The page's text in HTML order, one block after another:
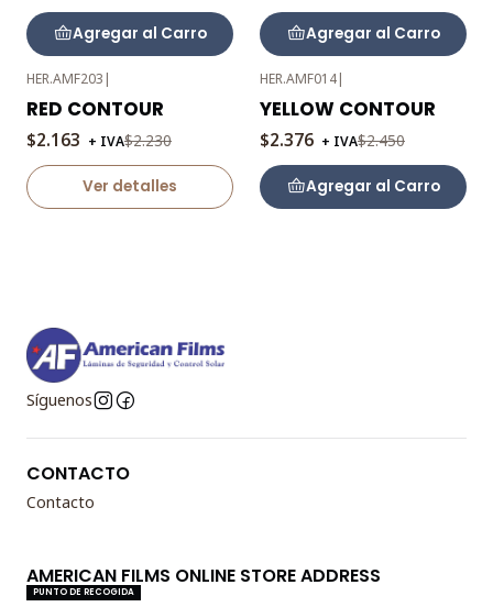
Agregar al Carro Agregar al Carro
-3%
OFF
Agotado
HER.AMF203 |
RED CONTOUR
$2.163 + IVA$2.230
Ver detalles
-3%
OFF
HER.AMF014|
YELLOW CONTOUR
$2.376 + IVA$2.450
Agregar al Carro
Síguenos
CONTACTO
Contacto
AMERICAN FILMS ONLINE STORE ADDRESS
PUNTO DE RECOGIDA